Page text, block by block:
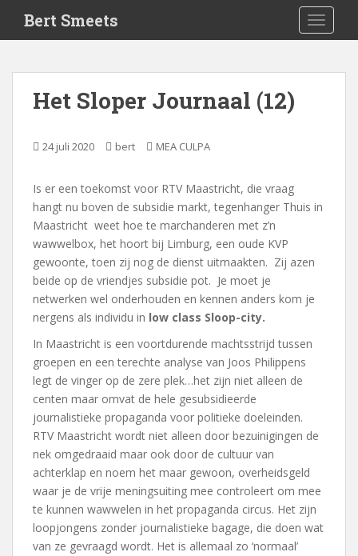
i
Bert Smeets
Het Sloper Journaal (12)
24 juli 2020 bert MEA CULPA
Is er een toekomst voor RTV Maastricht, die vraag
hangt nu boven de subsidie markt, tegenhanger Thuis in
Maastricht weet hoe te marchanderen met z’n
wawwelbox, het hoort bij Limburg, een oude KVP
gewoonte, toen zij nog de dienst uitmaakten. Zij azen
beide op de vriendjes subsidie pot. Je moet je
netwerken wel onderhouden en kennen anders kom je
nergens als individu in low class Sloop-city.
In Maastricht is een voortdurende machtsstrijd tussen
groepen en een terechte analyse van Joos Philippens
legt de vinger op de zere plek…het zijn niet alleen de
centen maar omvat de hele gesubsidieerde
journalistieke propaganda voor politieke doeleinden.
RTV Maastricht wordt niet alleen door bezuinigingen de
nek omgedraaid maar ook door de cultuur van
achterklap en noem het maar gewoon, overheidsgeld
waar je de vrije meningsuiting mee controleert om mee
te kunnen wawwelen in het propaganda circus. Het zijn
loopjongens zonder journalistieke bagage, die doen wat
van ze gevraagd wordt. Het is allemaal zo ‘normaal’